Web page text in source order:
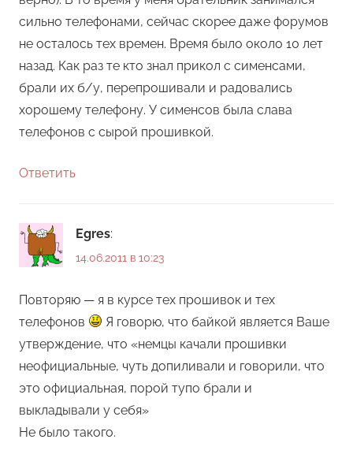
сильно телефонами, сейчас скорее даже форумов
не осталось тех времен. Время было около 10 лет
назад. Как раз те кто знал прикол с сименсами,
брали их б/у, перепрошивали и радовались
хорошему телефону. У сименсов была слава
телефонов с сырой прошивкой.
Ответить
Egres:
14.06.2011 в 10:23
Повторяю — я в курсе тех прошивок и тех
телефонов
Я говорю, что байкой является Ваше
утверждение, что «немцы качали прошивки
неофициальные, чуть допиливали и говорили, что
это официальная, порой тупо брали и
выкладывали у себя»
Не было такого.